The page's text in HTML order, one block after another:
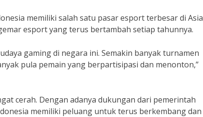
memiliki salah satu pasar esport terbesar di Asia
esport yang terus bertambah setiap tahunnya.
gaming di negara ini. Semakin banyak turnamen
pula pemain yang berpartisipasi dan menonton,”
cerah. Dengan adanya dukungan dari pemerintah
memiliki peluang untuk terus berkembang dan